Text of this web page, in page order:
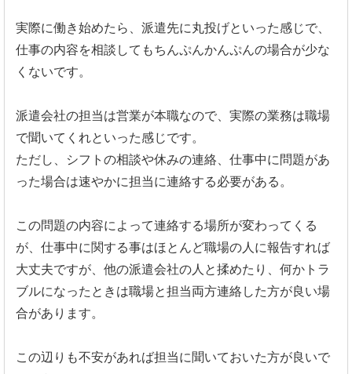
実際に働き始めたら、派遣先に丸投げといった感じで、
仕事の内容を相談してもちんぷんかんぷんの場合が少な
くないです。
派遣会社の担当は営業が本職なので、実際の業務は職場
で聞いてくれといった感じです。
ただし、シフトの相談や休みの連絡、仕事中に問題があ
った場合は速やかに担当に連絡する必要がある。
この問題の内容によって連絡する場所が変わってくる
が、仕事中に関する事はほとんど職場の人に報告すれば
大丈夫ですが、他の派遣会社の人と揉めたり、何かトラ
ブルになったときは職場と担当両方連絡した方が良い場
合があります。
この辺りも不安があれば担当に聞いておいた方が良いで